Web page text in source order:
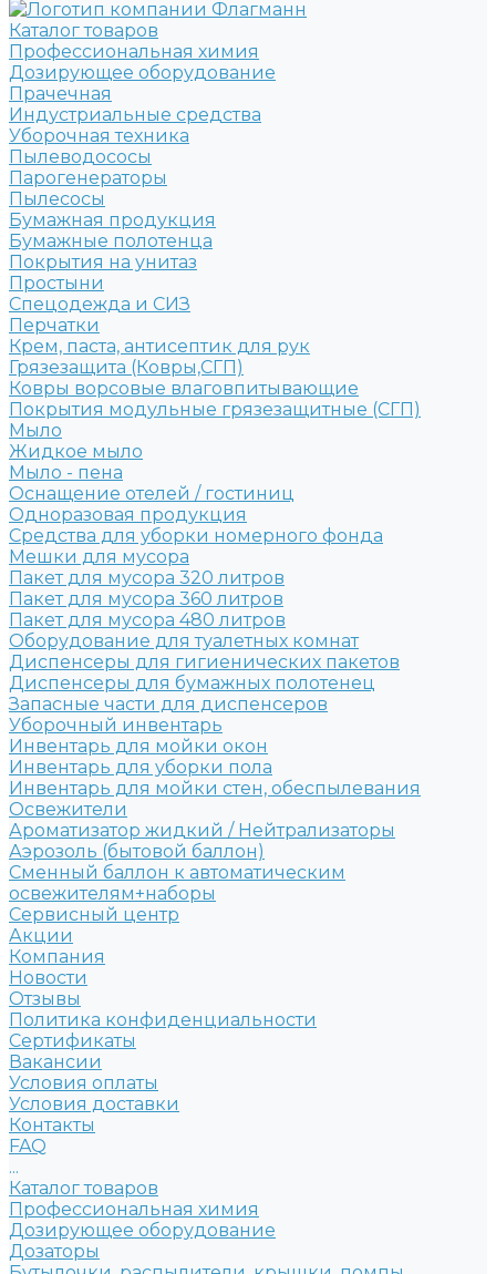
Каталог товаров
Профессиональная химия
Дозирующее оборудование
Прачечная
Индустриальные средства
Уборочная техника
Пылеводососы
Парогенераторы
Пылесосы
Бумажная продукция
Бумажные полотенца
Покрытия на унитаз
Простыни
Спецодежда и СИЗ
Перчатки
Крем, паста, антисептик для рук
Грязезащита (Ковры,СГП)
Ковры ворсовые влаговпитывающие
Покрытия модульные грязезащитные (СГП)
Мыло
Жидкое мыло
Мыло - пена
Оснащение отелей / гостиниц
Одноразовая продукция
Средства для уборки номерного фонда
Мешки для мусора
Пакет для мусора 320 литров
Пакет для мусора 360 литров
Пакет для мусора 480 литров
Оборудование для туалетных комнат
Диспенсеры для гигиенических пакетов
Диспенсеры для бумажных полотенец
Запасные части для диспенсеров
Уборочный инвентарь
Инвентарь для мойки окон
Инвентарь для уборки пола
Инвентарь для мойки стен, обеспылевания
Освежители
Ароматизатор жидкий / Нейтрализаторы
Аэрозоль (бытовой баллон)
Сменный баллон к автоматическим
освежителям+наборы
Сервисный центр
Акции
Компания
Новости
Отзывы
Политика конфиденциальности
Сертификаты
Вакансии
Условия оплаты
Условия доставки
Контакты
FAQ
...
Каталог товаров
Профессиональная химия
Дозирующее оборудование
Дозаторы